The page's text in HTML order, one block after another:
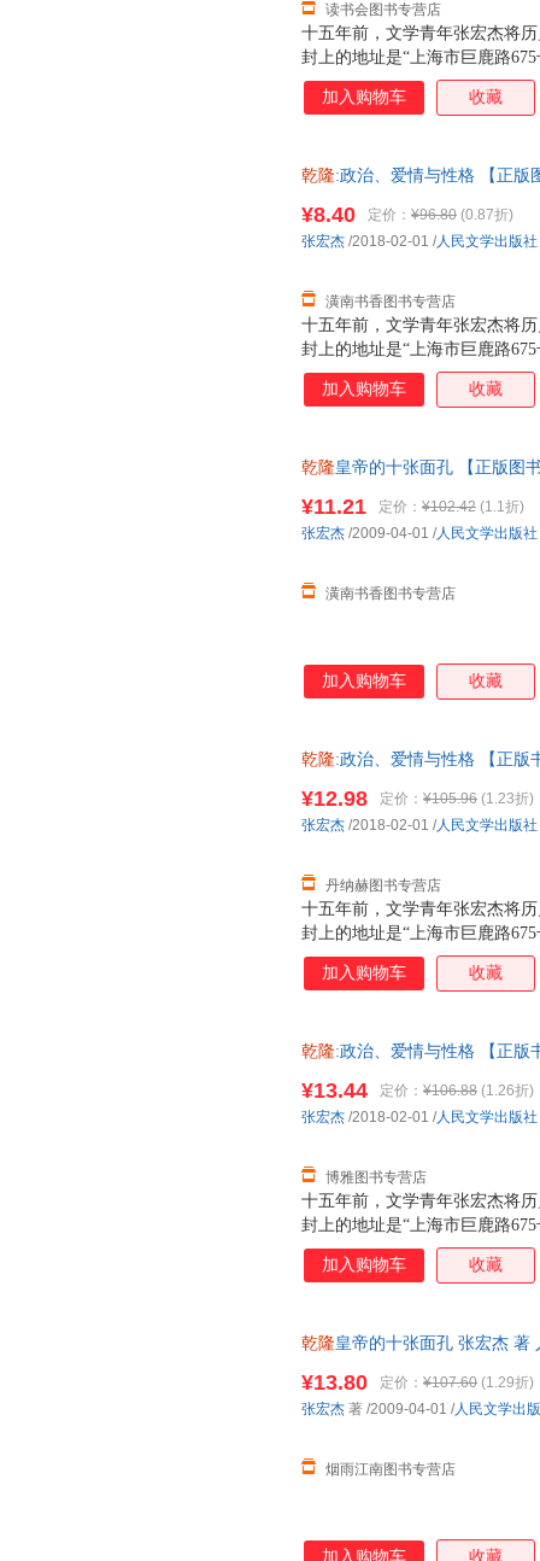
十五年前，文学青年张宏杰将
封上的地址是“上海市巨鹿路
漫长的“退稿—投给下一本杂志
自己很喜欢的一篇。此后的作
曾国藩、慈禧、袁世凯、朱元
望、爱情、记忆等的看法，同
时期的照片。
读书会图书专营店
加入购物车 收藏
乾隆:政治、爱情与性格 【正版
十五年前，文学青年张宏杰将
封上的地址是“上海市巨鹿路
漫长的“退稿—投给下一本杂志
自己很喜欢的一篇。此后的作
曾国藩、慈禧、袁世凯、朱元
望、爱情、记忆等的看法，同
时期的照片。
¥8.40 定价： ¥96.80 (0.87折)
潢南书香图书专营店
张宏杰 /2018-02-01 /人民文学出版社
加入购物车 收藏
乾隆皇帝的十张面孔 【正版图
¥11.21 定价： ¥102.42 (1.1折)
潢南书香图书专营店
张宏杰 /2009-04-01 /人民文学出版社
加入购物车 收藏
乾隆:政治、爱情与性格 【正版
十五年前，文学青年张宏杰将
封上的地址是“上海市巨鹿路
漫长的“退稿—投给下一本杂志
自己很喜欢的一篇。此后的作
曾国藩、慈禧、袁世凯、朱元
望、爱情、记忆等的看法，同
时期的照片。
¥12.98 定价： ¥105.96 (1.23折)
丹纳赫图书专营店
张宏杰 /2018-02-01 /人民文学出版社
加入购物车 收藏
乾隆:政治、爱情与性格 【正版
十五年前，文学青年张宏杰将
封上的地址是“上海市巨鹿路
漫长的“退稿—投给下一本杂志
自己很喜欢的一篇。此后的作
曾国藩、慈禧、袁世凯、朱元
望、爱情、记忆等的看法，同
时期的照片。
¥13.44 定价： ¥106.88 (1.26折)
博雅图书专营店
张宏杰 /2018-02-01 /人民文学出版社
加入购物车 收藏
乾隆皇帝的十张面孔 张宏杰 著
¥13.80 定价： ¥107.60 (1.29折)
烟雨江南图书专营店
张宏杰 著 /2009-04-01 /人民文学出
加入购物车 收藏